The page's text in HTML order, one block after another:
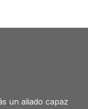
un aliado capaz